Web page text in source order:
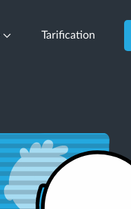
Tarification